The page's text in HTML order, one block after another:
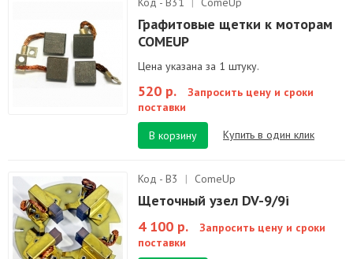
Графитовые щетки к моторам
COMEUP
Цена указана за 1 штуку.
520 р.
Запросить цену и сроки
поставки
В корзину
Купить в один клик
Код - B3 | ComeUp
Щеточный узел DV-9/9i
4 100 р.
Запросить цену и сроки
поставки